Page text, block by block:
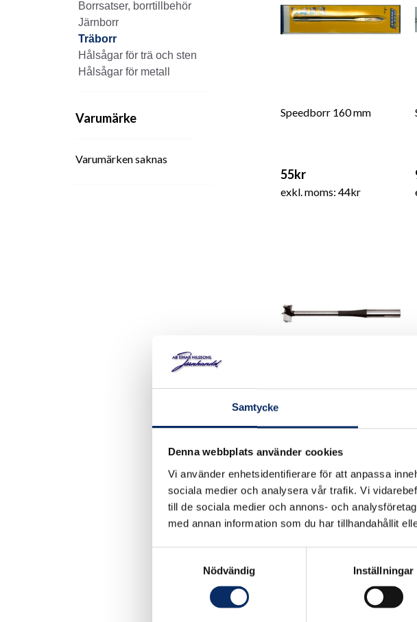
Samtycke
Denna webbplats använder cookies
Vi använder enhetsidentifierare för att anpassa
sociala medier och analysera vår trafik. Vi
till de sociala medier och annons- och
med annan information som du har tillhandahållit
Nödvändig
Inställningar
Borrsatser, borrtillbehör
Järnborr
Träborr
Hålsågar för trä och sten
Hålsågar för metall
Varumärke
Varumärken saknas
Speedborr 160 mm
55kr
exkl. moms: 44kr
149kr
exkl. moms: 119kr